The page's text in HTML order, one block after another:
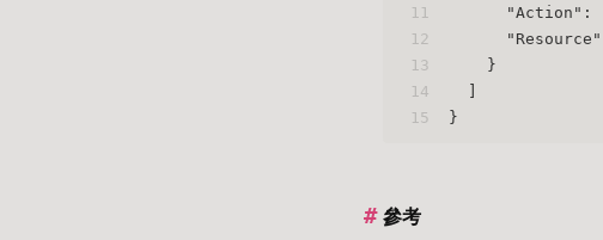
11
12
13
14
15
"Action" :
"Resource"
}
}
參考